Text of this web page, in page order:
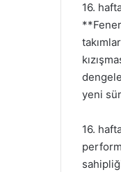
16.
yeni
16.